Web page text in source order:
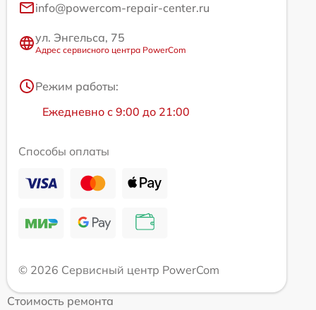
info@powercom-repair-center.ru
ул. Энгельса, 75
Адрес сервисного центра PowerCom
Режим работы:
Ежедневно с 9:00 до 21:00
Способы оплаты
© 2026 Сервисный центр PowerCom
Стоимость ремонта